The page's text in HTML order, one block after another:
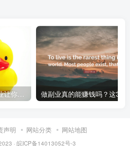
双休日赚大钱，这个副业让你事半功倍
声明 网站分类 网站地图
· 皖ICP备14013052号-3